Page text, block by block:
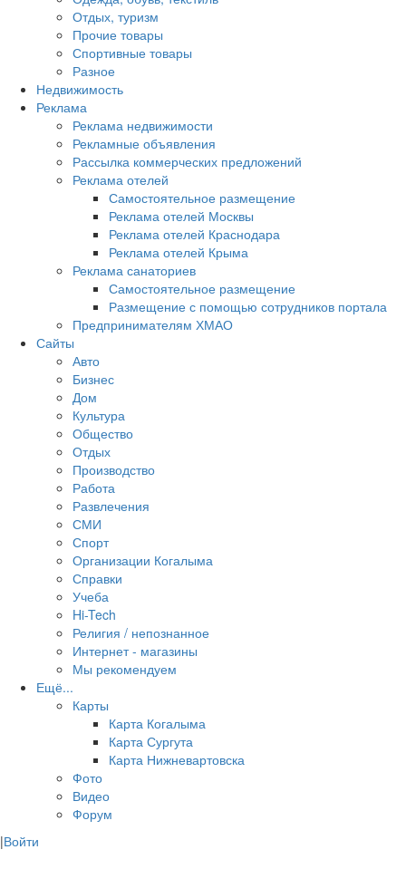
Отдых, туризм
Прочие товары
Спортивные товары
Разное
Недвижимость
Реклама
Реклама недвижимости
Рекламные объявления
Рассылка коммерческих предложений
Реклама отелей
Самостоятельное размещение
Реклама отелей Москвы
Реклама отелей Краснодара
Реклама отелей Крыма
Реклама санаториев
Самостоятельное размещение
Размещение с помощью сотрудников портала
Предпринимателям ХМАО
Сайты
Авто
Бизнес
Дом
Культура
Общество
Отдых
Производство
Работа
Развлечения
СМИ
Спорт
Организации Когалыма
Справки
Учеба
Hi-Tech
Религия / непознанное
Интернет - магазины
Мы рекомендуем
Ещё...
Карты
Карта Когалыма
Карта Сургута
Карта Нижневартовска
Фото
Видео
Форум
|Войти